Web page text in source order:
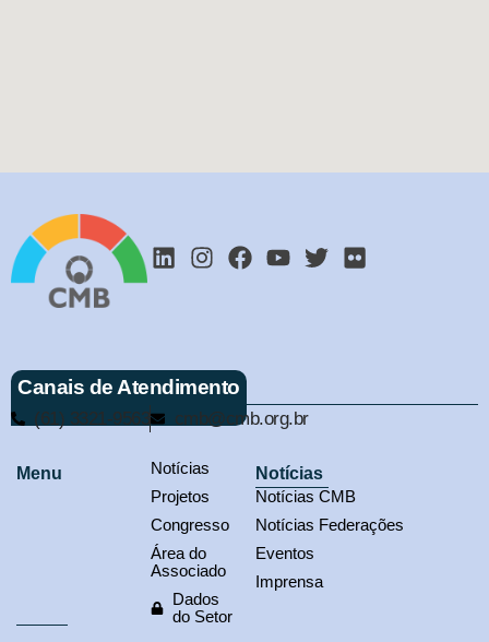
Canais de Atendimento
(61) 3321-9563 cmb@cmb.org.br
Menu
Notícias
Projetos
Congresso
Área do
Associado
Dados
do Setor
Notícias
Notícias CMB
Notícias Federações
Eventos
Imprensa